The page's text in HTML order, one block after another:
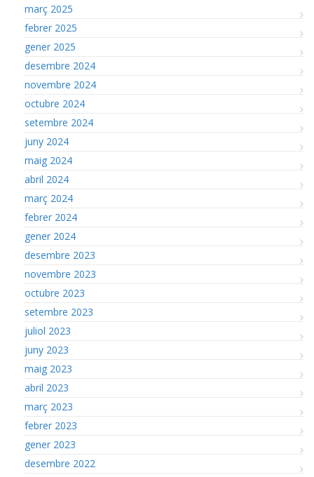
març 2025
febrer 2025
gener 2025
desembre 2024
novembre 2024
octubre 2024
setembre 2024
juny 2024
maig 2024
abril 2024
març 2024
febrer 2024
gener 2024
desembre 2023
novembre 2023
octubre 2023
setembre 2023
juliol 2023
juny 2023
maig 2023
abril 2023
març 2023
febrer 2023
gener 2023
desembre 2022